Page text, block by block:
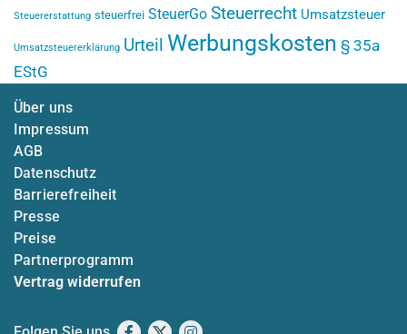
Steuererstattung steuerfrei SteuerGo Steuerrecht Umsatzsteuer
Umsatzsteuererklärung Urteil Werbungskosten § 35a
EStG
Über uns
Impressum
AGB
Datenschutz
Barrierefreiheit
Presse
Preise
Partnerprogramm
Vertrag widerrufen